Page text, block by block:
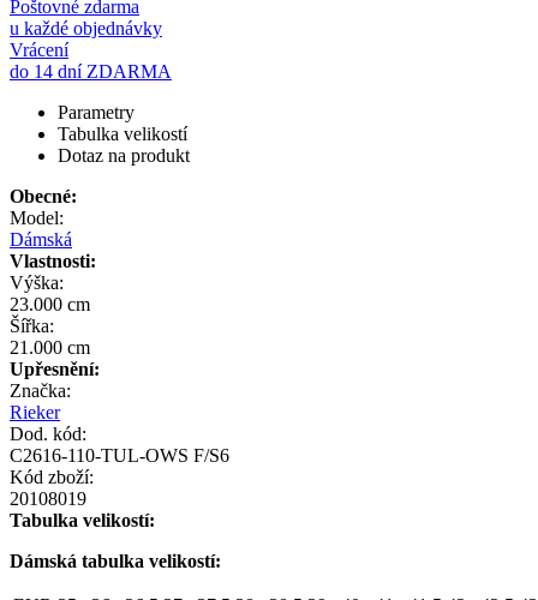
Poštovné zdarma
u každé objednávky
Vrácení
do 14 dní ZDARMA
Parametry
Tabulka velikostí
Dotaz na produkt
Obecné:
Model:
Dámská
Vlastnosti:
Výška:
23.000 cm
Šířka:
21.000 cm
Upřesnění:
Značka:
Rieker
Dod. kód:
C2616-110-TUL-OWS F/S6
Kód zboží:
20108019
Tabulka velikostí:
Dámská tabulka velikostí: